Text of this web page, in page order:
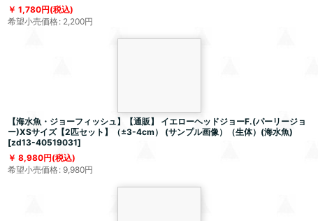
1,780円(税込)
希望小売価格: 2,200円
【海水魚・ジョーフィッシュ】【通販】 イエローヘッドジョーF.(パーリージョ
ー)XSサイズ【2匹セット】（±3-4cm） (サンプル画像）（生体）(海水魚)
[zd13-40519031]
8,980円(税込)
希望小売価格: 9,980円